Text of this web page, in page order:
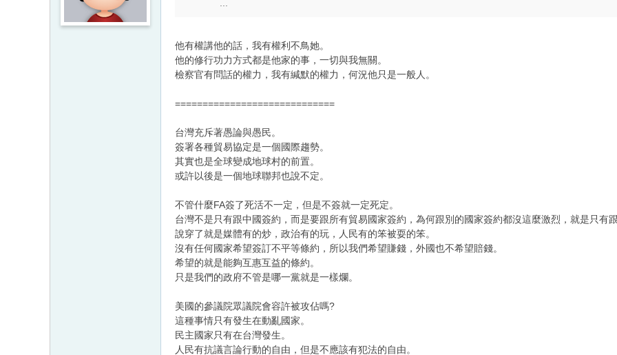
他有權講他的話，我有權利不鳥她。
他的修行功力方式都是他家的事，一切與我無關。
檢察官有問話的權力，我有緘默的權力，何況他只是一般人。
=============================
台灣充斥著愚論與愚民。
簽署各種貿易協定是一個國際趨勢。
其實也是全球變成地球村的前置。
或許以後是一個地球聯邦也說不定。
不管什麼FA簽了死活不一定，但是不簽就一定死定。
台灣不是只有跟中國簽約，而是要跟所有貿易國家簽約，為何跟別的國家簽約都沒這麼激烈，就是只有
說穿了就是媒體有的炒，政治有的玩，人民有的笨被耍的笨。
沒有任何國家希望簽訂不平等條約，所以我們希望賺錢，外國也不希望賠錢。
希望的就是能夠互惠互益的條約。
只是我們的政府不管是哪一黨就是一樣爛。
美國的參議院眾議院會容許被攻佔嗎?
這種事情只有發生在動亂國家。
民主國家只有在台灣發生。
人民有抗議言論行動的自由，但是不應該有犯法的自由。